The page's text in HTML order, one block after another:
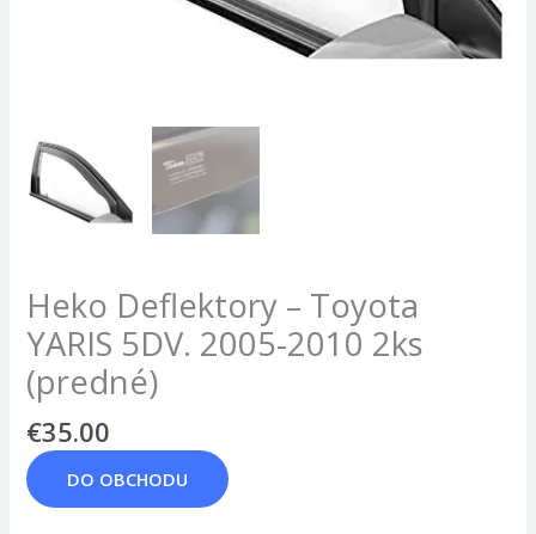
Heko Deflektory – Toyota
YARIS 5DV. 2005-2010 2ks
(predné)
€35.00
DO OBCHODU